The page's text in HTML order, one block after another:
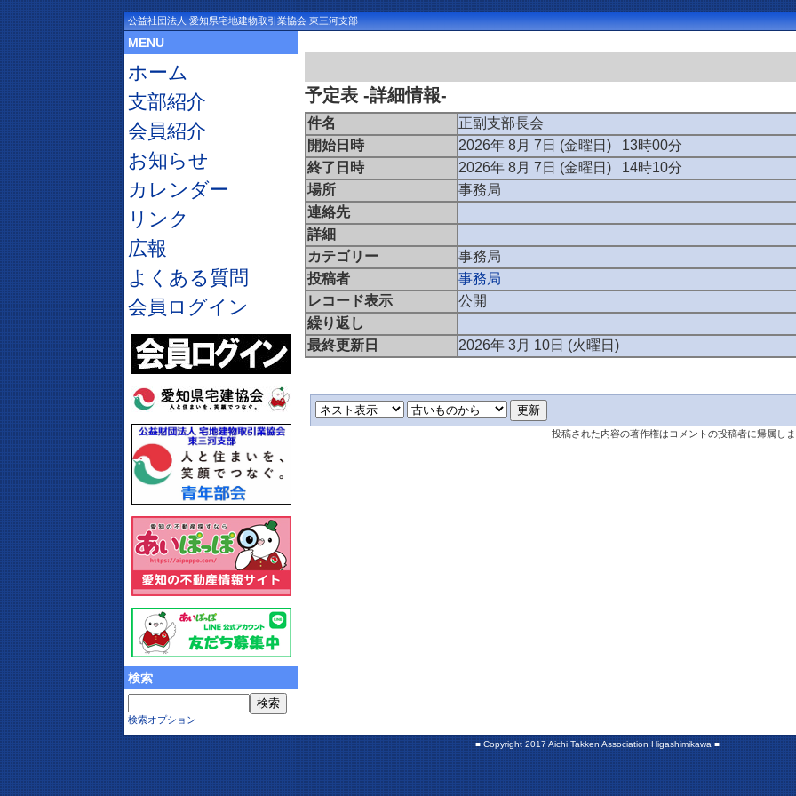
公益社団法人 愛知県宅地建物取引業協会 東三河支部
予定表 -詳細情報-
件名
正副支部長会
開始日時
2026年 8月 7日 (金曜日) 13時00分
終了日時
2026年 8月 7日 (金曜日) 14時10分
場所
事務局
連絡先
詳細
カテゴリー
事務局
投稿者
事務局
レコード表示
公開
繰り返し
最終更新日
2026年 3月 10日 (火曜日)
投稿された内容の著作権はコメントの投稿者に帰属し
MENU
ホーム
支部紹介
会員紹介
お知らせ
カレンダー
リンク
広報
よくある質問
会員ログイン
検索
検索オプション
■ Copyright 2017 Aichi Takken Association Higashimikawa ■